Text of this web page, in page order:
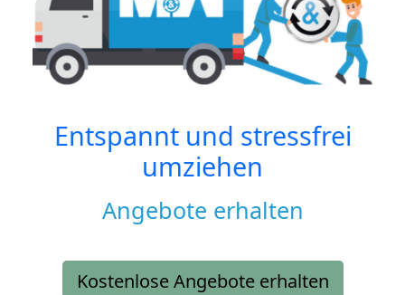
Entspannt und stressfrei
umziehen
Angebote erhalten
Kostenlose Angebote erhalten